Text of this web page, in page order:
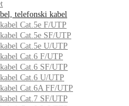
telefonski kabel
Cat.5e F/UTP
Cat.5e SF/UTP
Cat.5e U/UTP
Cat.6 F/UTP
Cat.6 SF/UTP
Cat.6 U/UTP
Cat.6A FF/UTP
Cat.7 SF/UTP